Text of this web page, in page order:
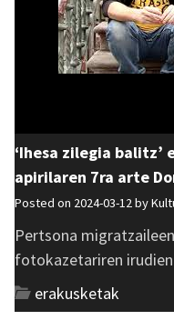
‘Ihesa zilegia
apirilaren 7ra arte
Posted on 2024-03-12 by
Pertsona
fotokazetariren
erakusketak